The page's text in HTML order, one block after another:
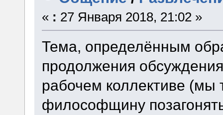
« : 27 Января 2018, 21:02 »
Тема, определённым
продолжения
рабочем коллективе (мы
философщину